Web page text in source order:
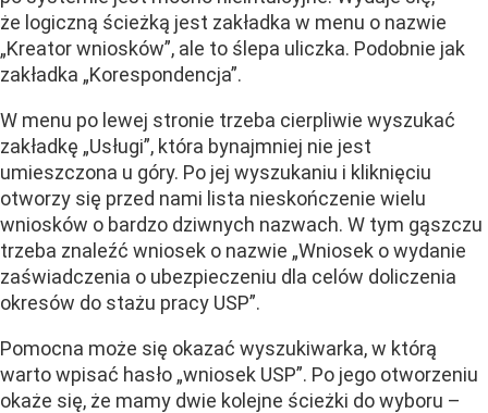
że logiczną ścieżką jest zakładka w menu o nazwie
„Kreator wniosków”, ale to ślepa uliczka. Podobnie jak
zakładka „Korespondencja”.
W menu po lewej stronie trzeba cierpliwie wyszukać
zakładkę „Usługi”, która bynajmniej nie jest
umieszczona u góry. Po jej wyszukaniu i kliknięciu
otworzy się przed nami lista nieskończenie wielu
wniosków o bardzo dziwnych nazwach. W tym gąszczu
trzeba znaleźć wniosek o nazwie „Wniosek o wydanie
zaświadczenia o ubezpieczeniu dla celów doliczenia
okresów do stażu pracy USP”.
Pomocna może się okazać wyszukiwarka, w którą
warto wpisać hasło „wniosek USP”. Po jego otworzeniu
okaże się, że mamy dwie kolejne ścieżki do wyboru –